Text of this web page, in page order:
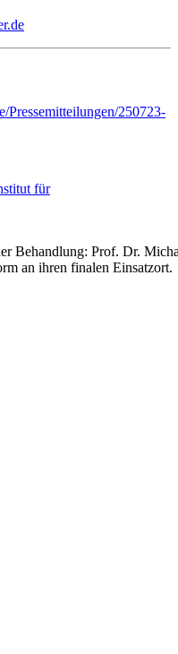
Pressemitteilungen/250723-
für
Behandlung: Prof. Dr.
an ihren finalen Einsatzort.